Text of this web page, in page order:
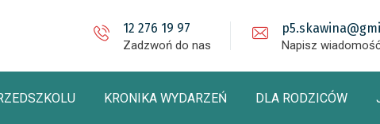
12 276 19 97
Zadzwoń do nas Napisz
KRONIKA WYDARZEŃ DLA RODZICÓW